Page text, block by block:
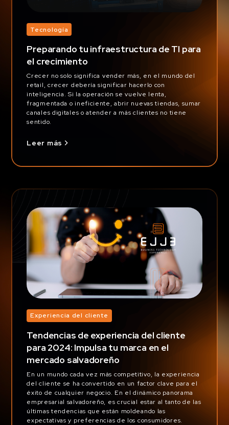
Tecnología
Preparando tu infraestructura de TI para
el crecimiento
Crecer no solo significa vender más, en el mundo del
retail, crecer debería significar hacerlo con
inteligencia. Si la operación se vuelve lenta,
fragmentada o ineficiente, abrir nuevas tiendas, sumar
canales digitales o atender a más clientes no tiene
sentido.
Leer más
Experiencia del cliente
Tendencias de experiencia del cliente
para 2024: Impulsa tu marca en el
mercado salvadoreño
En un mundo cada vez más competitivo, la experiencia
del cliente se ha convertido en un factor clave para el
éxito de cualquier negocio. En el dinámico panorama
empresarial salvadoreño, es crucial estar al tanto de las
últimas tendencias que están moldeando las
expectativas y preferencias de los consumidores.